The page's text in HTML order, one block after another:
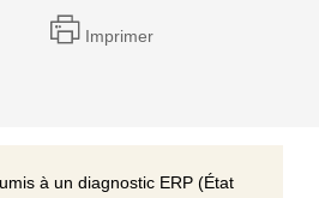
Imprimer
à un diagnostic ERP (État